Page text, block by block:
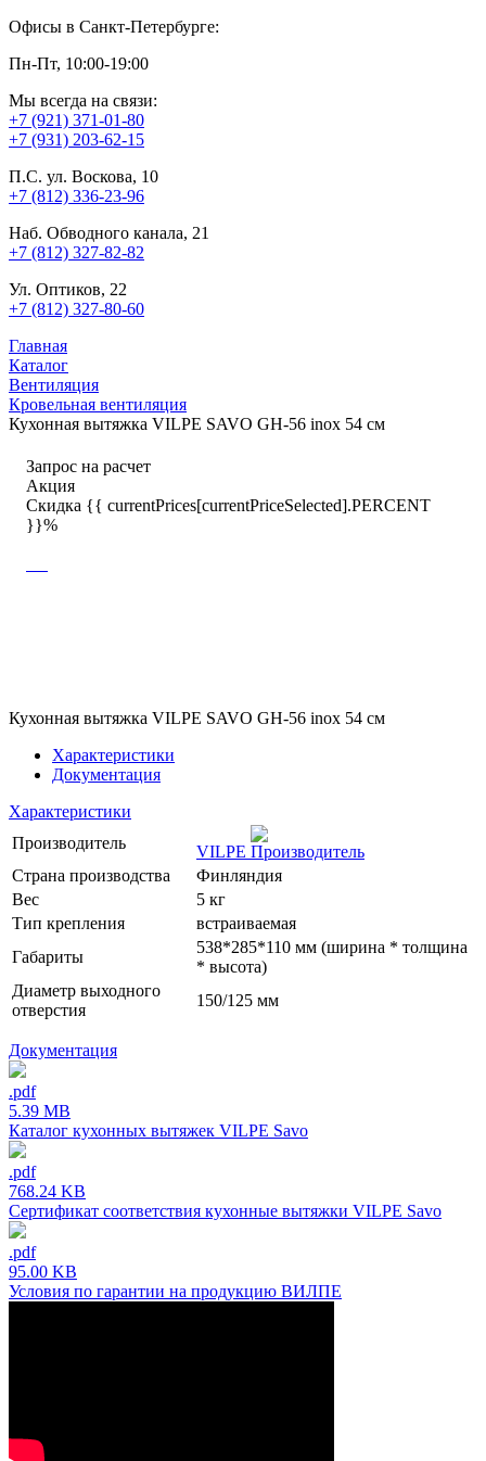
Офисы в Санкт-Петербурге:
Пн-Пт, 10:00-19:00
Мы всегда на связи:
+7 (921) 371-01-80
+7 (931) 203-62-15
П.С. ул. Воскова, 10
+7 (812) 336-23-96
Наб. Обводного канала, 21
+7 (812) 327-82-82
Ул. Оптиков, 22
+7 (812) 327-80-60
Главная
Каталог
Вентиляция
Кровельная вентиляция
Кухонная вытяжка VILPE SAVO GH-56 inox 54 см
Запрос на расчет
Акция
Скидка {{ currentPrices[currentPriceSelected].PERCENT
}}%
Кухонная вытяжка VILPE SAVO GH-56 inox 54 см
Характеристики
Документация
Характеристики
Производитель
VILPE
Страна производства
Финляндия
Вес
5 кг
Тип крепления
встраиваемая
Габариты
538*285*110 мм (ширина * толщина
* высота)
Диаметр выходного
отверстия
150/125 мм
Документация
.pdf
5.39 MB
Каталог кухонных вытяжек VILPE Savo
.pdf
768.24 KB
Сертификат соответствия кухонные вытяжки VILPE Savo
.pdf
95.00 KB
Условия по гарантии на продукцию ВИЛПЕ